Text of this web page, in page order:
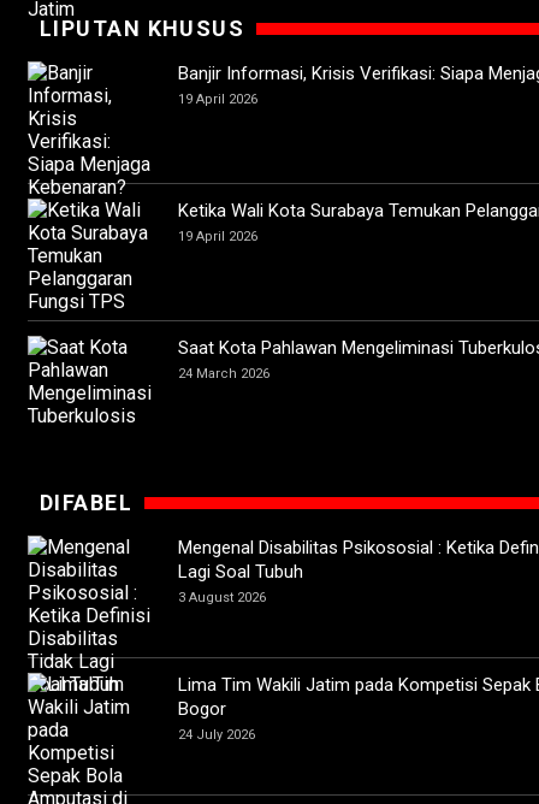
LIPUTAN KHUSUS
Banjir Informasi, Krisis Verifikasi: Siapa
19 April 2026
Ketika Wali Kota Surabaya Temukan
19 April 2026
Saat Kota Pahlawan Mengeliminasi
24 March 2026
DIFABEL
Mengenal Disabilitas Psikososial : Ketika
Lagi Soal Tubuh
3 August 2026
Lima Tim Wakili Jatim pada Kompetisi Sepak
Bogor
24 July 2026